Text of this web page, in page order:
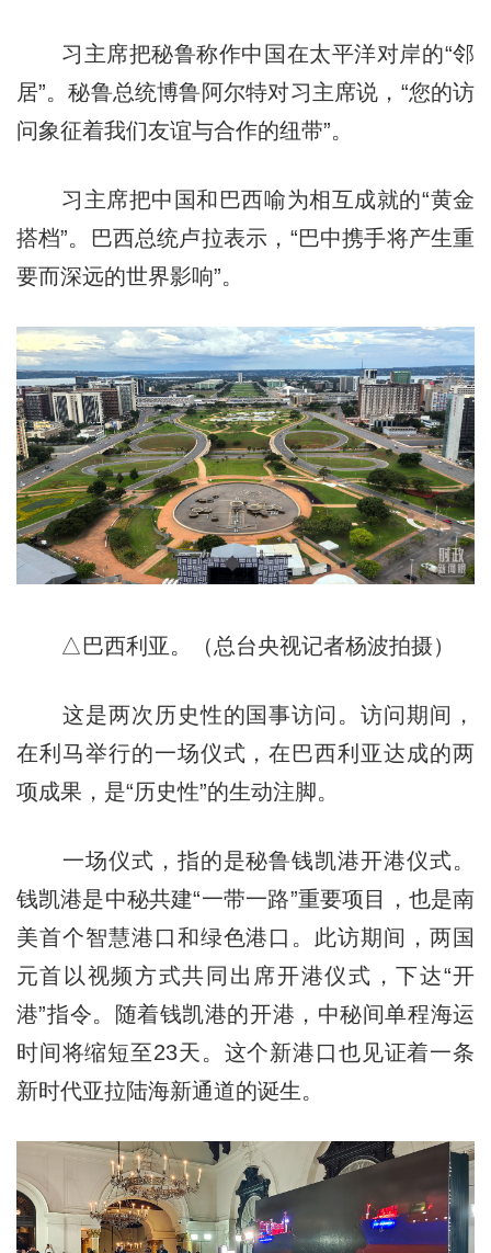
习主席把秘鲁称作中国在太平洋对岸的“邻
居”。秘鲁总统博鲁阿尔特对习主席说，“您的访
问象征着我们友谊与合作的纽带”。
习主席把中国和巴西喻为相互成就的“黄金
搭档”。巴西总统卢拉表示，“巴中携手将产生重
要而深远的世界影响”。
△巴西利亚。（总台央视记者杨波拍摄）
这是两次历史性的国事访问。访问期间，
在利马举行的一场仪式，在巴西利亚达成的两
项成果，是“历史性”的生动注脚。
一场仪式，指的是秘鲁钱凯港开港仪式。
钱凯港是中秘共建“一带一路”重要项目，也是南
美首个智慧港口和绿色港口。此访期间，两国
元首以视频方式共同出席开港仪式，下达“开
港”指令。随着钱凯港的开港，中秘间单程海运
时间将缩短至23天。这个新港口也见证着一条
新时代亚拉陆海新通道的诞生。